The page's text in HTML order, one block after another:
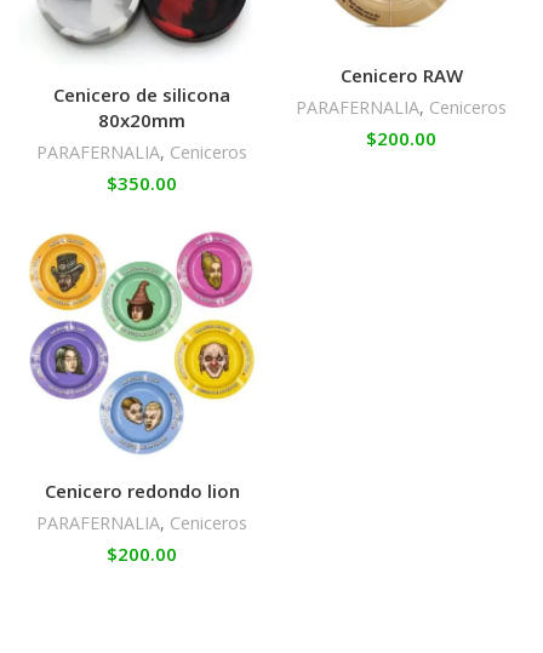
Cenicero de silicona
80x20mm
PARAFERNALIA, Ceniceros
$350.00
Cenicero RAW
PARAFERNALIA, Ceniceros
$200.00
Cenicero redondo lion
PARAFERNALIA, Ceniceros
$200.00